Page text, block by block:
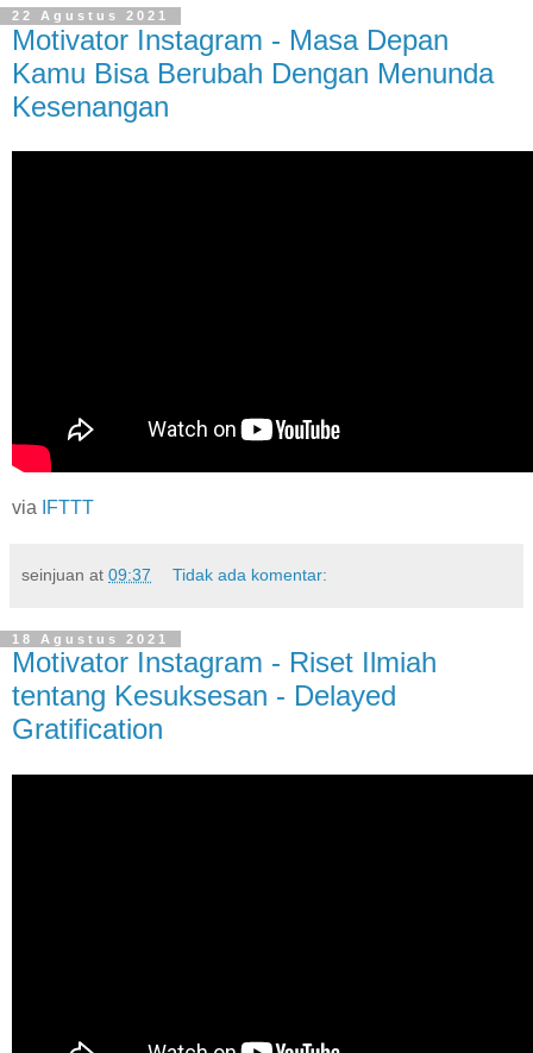
22 Agustus 2021
Motivator Instagram - Masa Depan
Kamu Bisa Berubah Dengan Menunda
Kesenangan
via IFTTT
seinjuan at 09:37 Tidak ada komentar:
18 Agustus 2021
Motivator Instagram - Riset Ilmiah
tentang Kesuksesan - Delayed
Gratification